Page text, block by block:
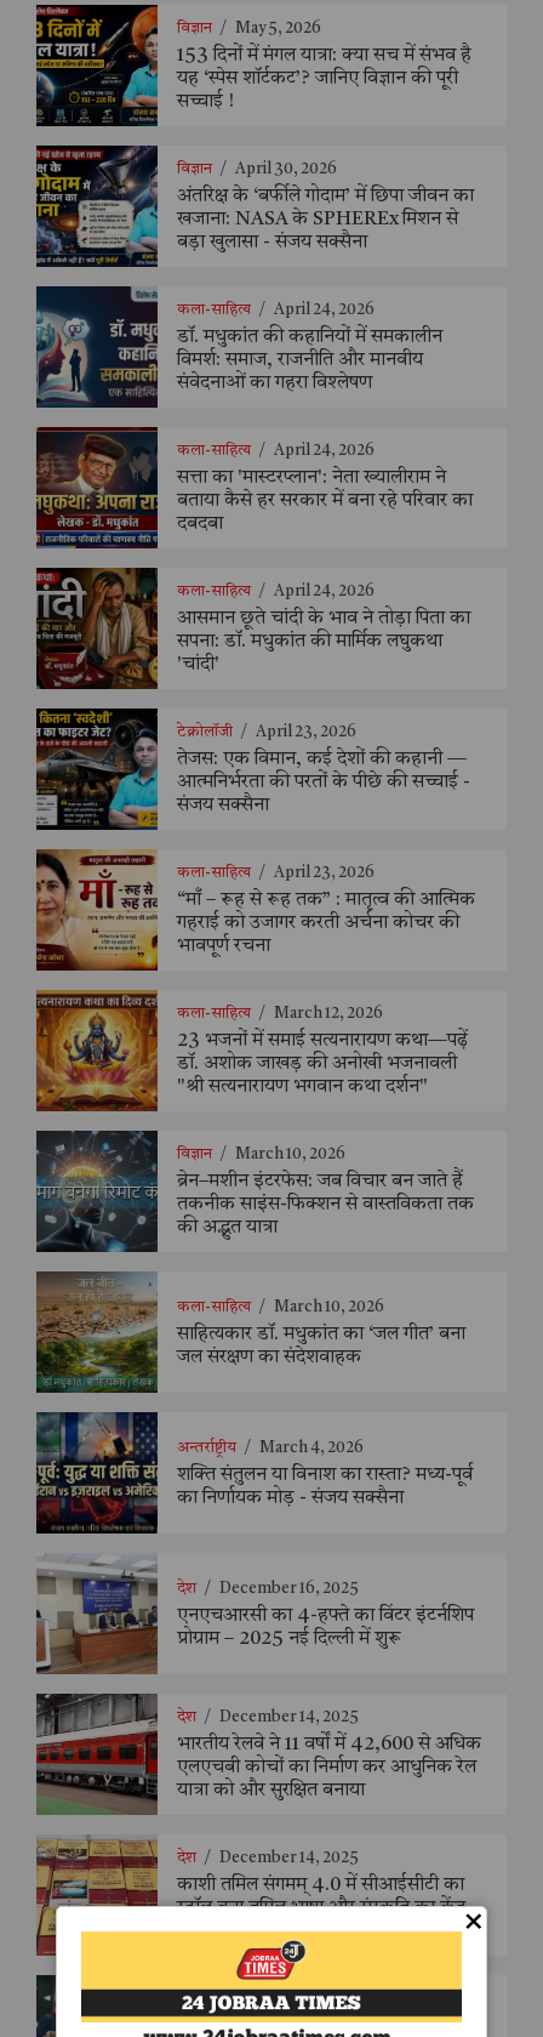
विज्ञान / May 5, 2026
153 दिनों में मंगल यात्रा: क्या सच में संभव है
यह ‘स्पेस शॉर्टकट’? जानिए विज्ञान की पूरी
सच्चाई !
विज्ञान / April 30, 2026
अंतरिक्ष के ‘बर्फीले गोदाम’ में छिपा जीवन का
खजाना: NASA के SPHEREx मिशन से
बड़ा खुलासा - संजय सक्सैना
कला-साहित्य / April 24, 2026
डॉ. मधुकांत की कहानियों में समकालीन
विमर्श: समाज, राजनीति और मानवीय
संवेदनाओं का गहरा विश्लेषण
कला-साहित्य / April 24, 2026
सत्ता का 'मास्टरप्लान': नेता ख्यालीराम ने
बताया कैसे हर सरकार में बना रहे परिवार का
दबदबा
कला-साहित्य / April 24, 2026
आसमान छूते चांदी के भाव ने तोड़ा पिता का
सपना: डॉ. मधुकांत की मार्मिक लघुकथा
'चांदी'
टेक्नोलॉजी / April 23, 2026
तेजस: एक विमान, कई देशों की कहानी —
आत्मनिर्भरता की परतों के पीछे की सच्चाई -
संजय सक्सैना
कला-साहित्य / April 23, 2026
“माँ – रूह से रूह तक” : मातृत्व की आत्मिक
गहराई को उजागर करती अर्चना कोचर की
भावपूर्ण रचना
कला-साहित्य / March 12, 2026
23 भजनों में समाई सत्यनारायण कथा—पढ़ें
डॉ. अशोक जाखड़ की अनोखी भजनावली
"श्री सत्यनारायण भगवान कथा दर्शन"
विज्ञान / March 10, 2026
ब्रेन–मशीन इंटरफेस: जब विचार बन जाते हैं
तकनीक साइंस-फिक्शन से वास्तविकता तक
की अद्भुत यात्रा
कला-साहित्य / March 10, 2026
साहित्यकार डॉ. मधुकांत का ‘जल गीत’ बना
जल संरक्षण का संदेशवाहक
अन्तर्राष्ट्रीय / March 4, 2026
शक्ति संतुलन या विनाश का रास्ता? मध्य-पूर्व
का निर्णायक मोड़ - संजय सक्सैना
देश / December 16, 2025
एनएचआरसी का 4-हफ्ते का विंटर इंटर्नशिप
प्रोग्राम – 2025 नई दिल्ली में शुरू
देश / December 14, 2025
भारतीय रेलवे ने 11 वर्षों में 42,600 से अधिक
एलएचबी कोचों का निर्माण कर आधुनिक रेल
यात्रा को और सुरक्षित बनाया
देश / December 14, 2025
काशी तमिल संगमम् 4.0 में सीआईसीटी का
स्टॉल बना तमिल भाषा और संस्कृति का केंद्र,
‘तमिल करकलाम’ से सीखना हुआ सरल
देश / December 14, 2025
×